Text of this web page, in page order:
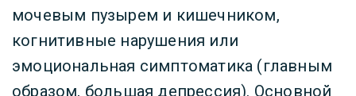
мочевым пузырем и кишечником,
когнитивные нарушения или
эмоциональная симптоматика (главным
образом, большая депрессия). Основной